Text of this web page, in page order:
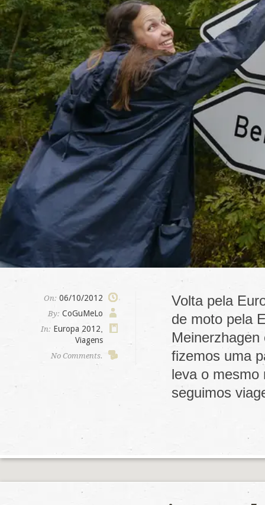
On: 06/10/2012
By: CoGuMeLo
In: Europa 2012
Viagens
No Comments.
Volta pela
de moto pela
fizemos uma
leva o mesmo
seguimos